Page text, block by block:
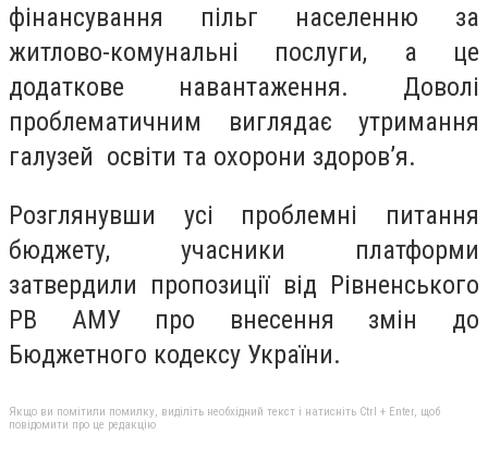
фінансування пільг населенню за
житлово-комунальні послуги, а це
додаткове навантаження. Доволі
проблематичним виглядає утримання
галузей освіти та охорони здоров’я.
Розглянувши усі проблемні питання
бюджету, учасники платформи
затвердили пропозиції від Рівненського
РВ АМУ про внесення змін до
Бюджетного кодексу України.
Якщо ви помітили помилку, виділіть необхідний текст і натисніть Ctrl + Enter, щоб
повідомити про це редакцію